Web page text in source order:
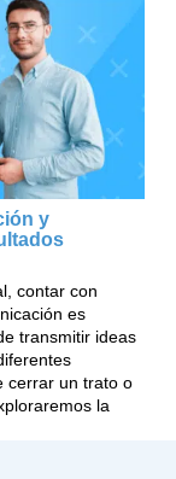
y
contar con
es
transmitir ideas
cerrar un trato o
la